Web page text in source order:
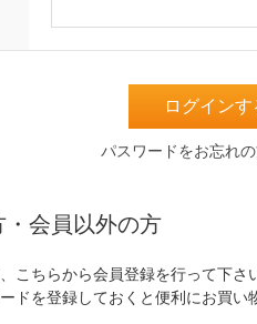
パスワードをお忘れ
会員以外の方
こちらから会員登録を行って下さ
ドを登録しておくと便利にお買い